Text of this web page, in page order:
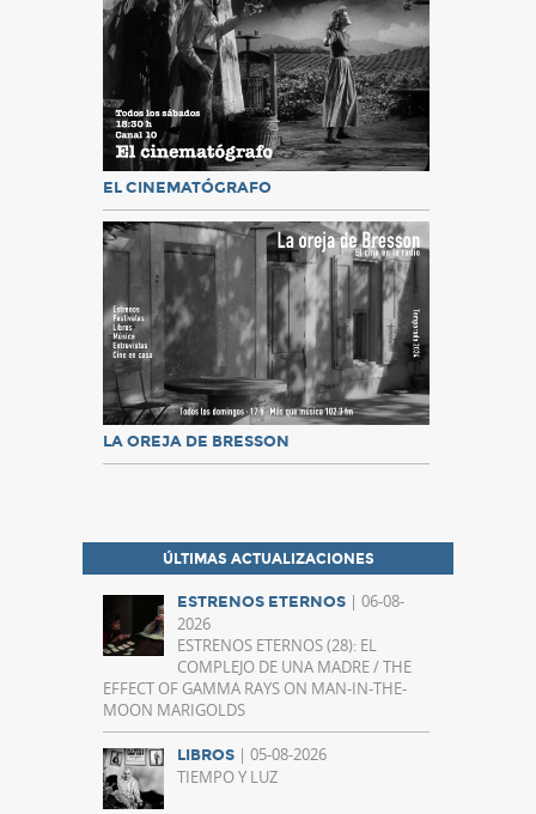
EL CINEMATÓGRAFO
LA OREJA DE BRESSON
ÚLTIMAS ACTUALIZACIONES
ESTRENOS ETERNOS | 06-08-
2026
ESTRENOS ETERNOS (28): EL
COMPLEJO DE UNA MADRE / THE
EFFECT OF GAMMA RAYS ON MAN-IN-THE-
MOON MARIGOLDS
LIBROS | 05-08-2026
TIEMPO Y LUZ